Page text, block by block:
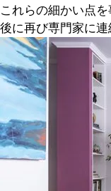
これらの細かい点
後に再び専門家に連